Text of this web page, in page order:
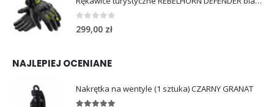
299,00 zł
NAJLEPIEJ OCENIANE
Nakrętka na wentyle (1 sztuka) CZARNY GRANAT